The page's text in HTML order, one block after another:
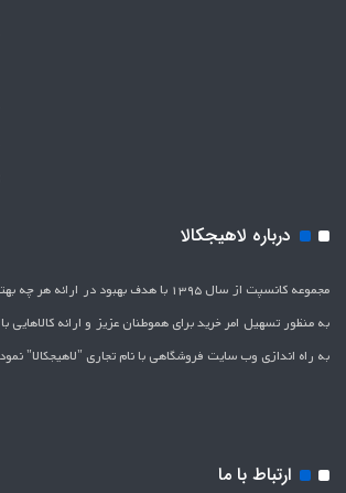
درباره لاهیجکالا
مجموعه کانسپت از سال 1395 با هدف بهبود در
به منظور تسهیل امر خرید برای هموطنان عزیز و ارائه کالاهایی
به راه اندازی وب سایت فروشگاهی با نام تجاری "لاهیج­کالا"
ارتباط با ما